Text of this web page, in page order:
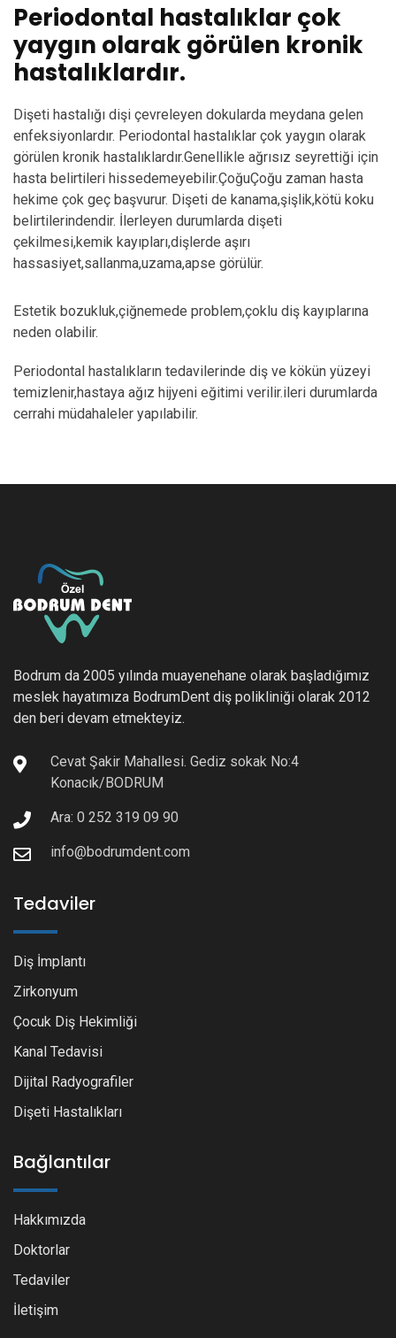
Periodontal hastalıklar çok
yaygın olarak görülen kronik
hastalıklardır.
Dişeti hastalığı dişi çevreleyen dokularda meydana gelen
enfeksiyonlardır. Periodontal hastalıklar çok yaygın olarak
görülen kronik hastalıklardır.Genellikle ağrısız seyrettiği için
hasta belirtileri hissedemeyebilir.ÇoğuÇoğu zaman hasta
hekime çok geç başvurur. Dişeti de kanama,şişlik,kötü koku
belirtilerindendir. İlerleyen durumlarda dişeti
çekilmesi,kemik kayıpları,dişlerde aşırı
hassasiyet,sallanma,uzama,apse görülür.
Estetik bozukluk,çiğnemede problem,çoklu diş kayıplarına
neden olabilir.
Periodontal hastalıkların tedavilerinde diş ve kökün yüzeyi
temizlenir,hastaya ağız hijyeni eğitimi verilir.ileri durumlarda
cerrahi müdahaleler yapılabilir.
Bodrum da 2005 yılında muayenehane olarak başladığımız
meslek hayatımıza BodrumDent diş polikliniği olarak 2012
den beri devam etmekteyiz.
Cevat Şakir Mahallesi. Gediz sokak No:4
Konacık/BODRUM
Ara: 0 252 319 09 90
info@bodrumdent.com
Tedaviler
Diş İmplantı
Zirkonyum
Çocuk Diş Hekimliği
Kanal Tedavisi
Dijital Radyografiler
Dişeti Hastalıkları
Bağlantılar
Hakkımızda
Doktorlar
Tedaviler
İletişim